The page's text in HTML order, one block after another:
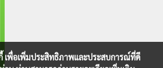
เพื่อเพิ่มประสิทธิภาพและประสบการณ์ที่ดี